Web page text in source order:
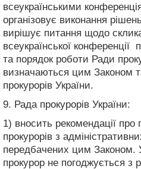
всеукраїнськими
організовує виконання
вирішує питання щодо
всеукраїнської конференції
та порядок роботи Ради
визначаються цим Законом
прокурорів України.
9. Рада прокурорів України:
1) вносить рекомендації про
прокурорів з
передбачених цим Законом.
прокурор не погоджується